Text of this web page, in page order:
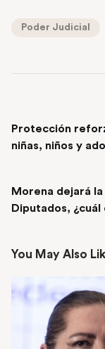
Poder Judicial
Protección
niñas, niños y
Morena dejará
Diputados, ¿cuál
You May Also